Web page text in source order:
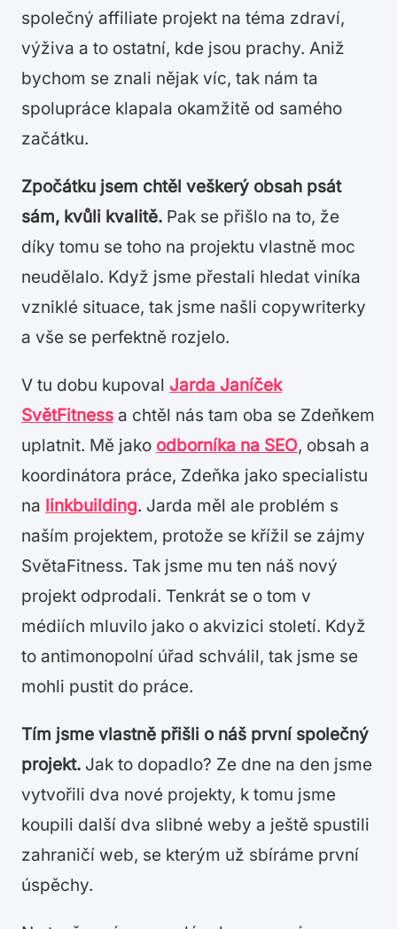
společný affiliate projekt na téma zdraví,
výživa a to ostatní, kde jsou prachy. Aniž
bychom se znali nějak víc, tak nám ta
spolupráce klapala okamžitě od samého
začátku.
Zpočátku jsem chtěl veškerý obsah psát
sám, kvůli kvalitě. Pak se přišlo na to, že
díky tomu se toho na projektu vlastně moc
neudělalo. Když jsme přestali hledat viníka
vzniklé situace, tak jsme našli copywriterky
a vše se perfektně rozjelo.
V tu dobu kupoval Jarda Janíček
SvětFitness a chtěl nás tam oba se Zdeňkem
uplatnit. Mě jako odborníka na SEO, obsah a
koordinátora práce, Zdeňka jako specialistu
na linkbuilding. Jarda měl ale problém s
naším projektem, protože se křížil se zájmy
SvětaFitness. Tak jsme mu ten náš nový
projekt odprodali. Tenkrát se o tom v
médiích mluvilo jako o akvizici století. Když
to antimonopolní úřad schválil, tak jsme se
mohli pustit do práce.
Tím jsme vlastně přišli o náš první společný
projekt. Jak to dopadlo? Ze dne na den jsme
vytvořili dva nové projekty, k tomu jsme
koupili další dva slibné weby a ještě spustili
zahraničí web, se kterým už sbíráme první
úspěchy.